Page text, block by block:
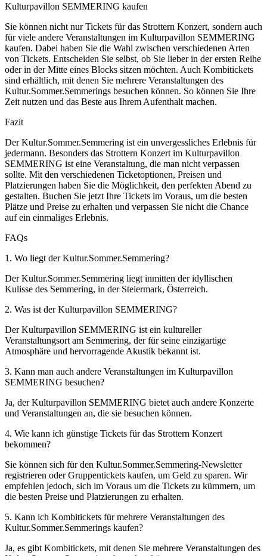
Kulturpavillon SEMMERING kaufen
Sie können nicht nur Tickets für das Strottern Konzert, sondern auch
für viele andere Veranstaltungen im Kulturpavillon SEMMERING
kaufen. Dabei haben Sie die Wahl zwischen verschiedenen Arten
von Tickets. Entscheiden Sie selbst, ob Sie lieber in der ersten Reihe
oder in der Mitte eines Blocks sitzen möchten. Auch Kombitickets
sind erhältlich, mit denen Sie mehrere Veranstaltungen des
Kultur.Sommer.Semmerings besuchen können. So können Sie Ihre
Zeit nutzen und das Beste aus Ihrem Aufenthalt machen.
Fazit
Der Kultur.Sommer.Semmering ist ein unvergessliches Erlebnis für
jedermann. Besonders das Strottern Konzert im Kulturpavillon
SEMMERING ist eine Veranstaltung, die man nicht verpassen
sollte. Mit den verschiedenen Ticketoptionen, Preisen und
Platzierungen haben Sie die Möglichkeit, den perfekten Abend zu
gestalten. Buchen Sie jetzt Ihre Tickets im Voraus, um die besten
Plätze und Preise zu erhalten und verpassen Sie nicht die Chance
auf ein einmaliges Erlebnis.
FAQs
1. Wo liegt der Kultur.Sommer.Semmering?
Der Kultur.Sommer.Semmering liegt inmitten der idyllischen
Kulisse des Semmering, in der Steiermark, Österreich.
2. Was ist der Kulturpavillon SEMMERING?
Der Kulturpavillon SEMMERING ist ein kultureller
Veranstaltungsort am Semmering, der für seine einzigartige
Atmosphäre und hervorragende Akustik bekannt ist.
3. Kann man auch andere Veranstaltungen im Kulturpavillon
SEMMERING besuchen?
Ja, der Kulturpavillon SEMMERING bietet auch andere Konzerte
und Veranstaltungen an, die sie besuchen können.
4. Wie kann ich günstige Tickets für das Strottern Konzert
bekommen?
Sie können sich für den Kultur.Sommer.Semmering-Newsletter
registrieren oder Gruppentickets kaufen, um Geld zu sparen. Wir
empfehlen jedoch, sich im Voraus um die Tickets zu kümmern, um
die besten Preise und Platzierungen zu erhalten.
5. Kann ich Kombitickets für mehrere Veranstaltungen des
Kultur.Sommer.Semmerings kaufen?
Ja, es gibt Kombitickets, mit denen Sie mehrere Veranstaltungen des